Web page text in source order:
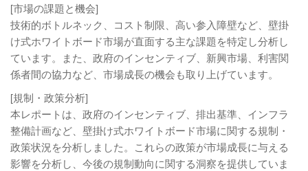
[市場の課題と機会]
技術的ボトルネック、コスト制限、高い参入障壁など、壁掛
け式ホワイトボード市場が直面する主な課題を特定し分析し
ています。また、政府のインセンティブ、新興市場、利害関
係者間の協力など、市場成長の機会も取り上げています。
[規制・政策分析]
本レポートは、政府のインセンティブ、排出基準、インフラ
整備計画など、壁掛け式ホワイトボード市場に関する規制・
政策状況を分析しました。これらの政策が市場成長に与える
影響を分析し、今後の規制動向に関する洞察を提供していま